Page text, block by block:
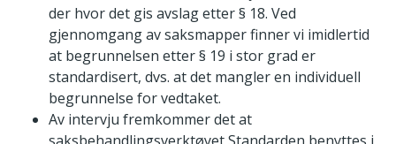
der hvor det gis avslag etter § 18. Ved
gjennomgang av saksmapper finner vi imidlertid
at begrunnelsen etter § 19 i stor grad er
standardisert, dvs. at det mangler en individuell
begrunnelse for vedtaket.
Av intervju fremkommer det at